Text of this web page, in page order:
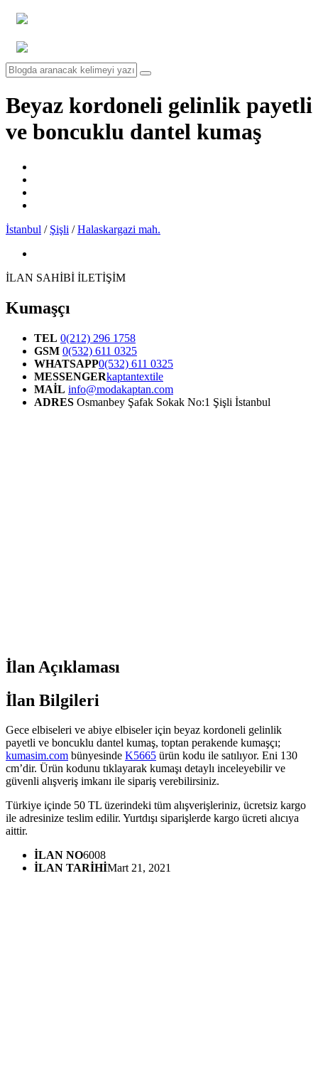
Beyaz kordoneli gelinlik payetli
ve boncuklu dantel kumaş
İstanbul / Şişli /Halaskargazi mah.
İLAN SAHİBİ İLETİŞİM
Kumaşçı
TEL 0(212) 296 1758
GSM 0(532) 611 0325
WHATSAPP0(532) 611 0325
MESSENGERkaptantextile
MAİL info@modakaptan.com
ADRES Osmanbey Şafak Sokak No:1 Şişli İstanbul
İlan Açıklaması
İlan Bilgileri
Gece elbiseleri ve abiye elbiseler için beyaz kordoneli gelinlik
payetli ve boncuklu dantel kumaş, toptan perakende kumaşçı;
kumasim.com bünyesinde K5665 ürün kodu ile satılıyor. Eni 130
cm’dir. Ürün kodunu tıklayarak kumaşı detaylı inceleyebilir ve
güvenli alışveriş imkanı ile sipariş verebilirsiniz.
Türkiye içinde 50 TL üzerindeki tüm alışverişleriniz, ücretsiz kargo
ile adresinize teslim edilir. Yurtdışı siparişlerde kargo ücreti alıcıya
aittir.
İLAN NO6008
İLAN TARİHİMart 21, 2021